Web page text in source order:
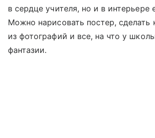
в сердце учителя, но и в интерьере
Можно нарисовать постер, сделать
из фотографий и все, на что у
фантазии.